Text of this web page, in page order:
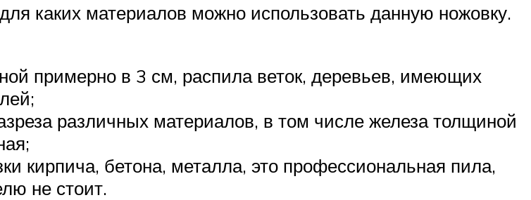
каких материалов можно использовать данную ножовку.
примерно в 3 см, распила веток, деревьев, имеющих
различных материалов, в том числе железа толщиной
кирпича, бетона, металла, это профессиональная пила,
не стоит.